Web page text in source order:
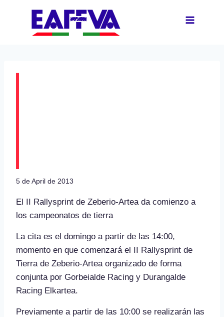
5 de April de 2013
El II Rallysprint de Zeberio-Artea da comienzo a
los campeonatos de tierra
La cita es el domingo a partir de las 14:00,
momento en que comenzará el II Rallysprint de
Tierra de Zeberio-Artea organizado de forma
conjunta por Gorbeialde Racing y Durangalde
Racing Elkartea.
Previamente a partir de las 10:00 se realizarán las